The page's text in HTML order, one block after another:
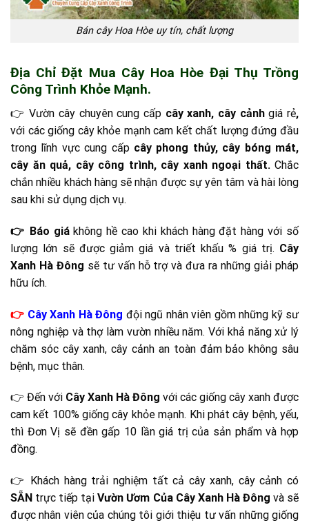
Bán cây Hoa Hòe uy tín, chất lượng
Địa Chỉ Đặt Mua Cây Hoa Hòe Đại Thụ Trồng
Công Trình Khỏe Mạnh.
👉 Vườn cây chuyên cung cấp cây xanh, cây cảnhgiá rẻ,
với các giống cây khỏe mạnh cam kết chất lượng đứng đầu
trong lĩnh vực cung cấpcây phong thủy, cây bóng mát,
cây ăn quả, cây công trình, cây xanh ngoại thất.Chắc
chắn nhiều khách hàng sẽ nhận được sự yên tâm và hài lòng
sau khi sử dụng dịch vụ.
👉 Báo giá không hề cao khi khách hàng đặt hàng với số
lượng lớn sẽ được giảm giá và triết khấu % giá trị. Cây
Xanh Hà Đông sẽ tư vấn hỗ trợ và đưa ra những giải pháp
hữu ích.
👉 Cây Xanh Hà Đông đội ngũ nhân viên gồm những kỹ sư
nông nghiệp và thợ làm vườn nhiều năm. Với khả năng xử lý
chăm sóc cây xanh, cây cảnh an toàn đảm bảo không sâu
bệnh, mục thân.
👉 Đến với Cây Xanh Hà Đông với các giống cây xanh được
cam kết 100% giống cây khỏe mạnh. Khi phát cây bệnh, yếu,
thì Đơn Vị sẽ đền gấp 10 lần giá trị của sản phẩm và hợp
đồng.
👉 Khách hàng trải nghiệm tất cả cây xanh, cây cảnh có
SẴN trực tiếp tạiVườn Ươm Của Cây Xanh Hà Đông và sẽ
được nhân viên của chúng tôi giới thiệu tư vấn những giống